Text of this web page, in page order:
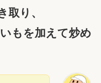
取り、
もを加えて炒め